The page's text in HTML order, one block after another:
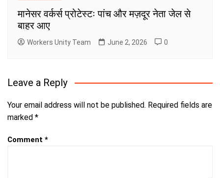
मानेसर वर्कर्स प्रोटेस्टः पांच और मज़दूर नेता जेल से
बाहर आए
Workers Unity Team June 2, 2026 0
Leave a Reply
Your email address will not be published. Required fields are
marked *
Comment *